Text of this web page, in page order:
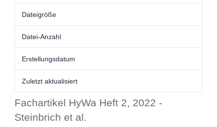
Dateigröße
Datei-Anzahl
Erstellungsdatum
Zuletzt aktualisiert
Fachartikel HyWa Heft 2, 2022 -
Steinbrich et al.